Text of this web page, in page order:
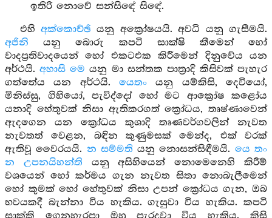
ඉතිරි නොවේ සන්සිඳේ සිඳේ.
එහිඅක්කොච්ඡියනු අක්‍රෝෂයයි. අවධි යනු ගැසීමයි.
අජිනියනු බොරු කපටි සාක්ෂි කීමෙන් හෝ
වාදප්‍රතිවාදයෙන් හෝ එකටඑක කිරීමෙන් දිනුවේය යන
අර්ථයි.අහාසි මෙයනු මා සන්තක පාත්‍රාදි කිසිවක් පැහැර
ගත්තේය යන අර්ථයි. යෙතංයනු යම්කිසි, දෙවියෝ,
මිනිස්සු, ගිහියෝ, පැවිද්දෝ හෝ මට ආක්‍රෝෂ කළෝය
යනාදි හේතුවක් නිසා ඇතිකරගත් ක්‍රෝධය, තෘෂ්ණාවෙන්
ඇදගෙන යන ක්‍රෝධය කුශාදි තෘණවර්ගවලින් නැවත
නැවතත් වෙළන, බඳින කුණුමසක් මෙන්ද, එක් වරක්
ඇතිවූ වෛරයයි. න සම්මතියනු නොසන්සිඳීමයි. යෙ තං
න උපනයිහන්ති යනු අසිහියෙන් නොමෙනෙහි කිරීම්
වශයෙන් හෝ කර්මය ගැන නැවත සිතා නොබැලීමෙන්
හෝ කුමක් හෝ හේතුවක් නිසා උපන් ක්‍රෝධය ගැන, ඔබ
භවයකදී බැන්නා විය හැකිය. ගැසුවා විය හැකිය. කපටි